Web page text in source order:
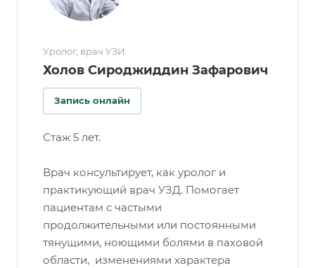
Уролог, врач УЗИ
Холов Сироджиддин Зафарович
Запись онлайн
Стаж 5 лет.
Врач консультирует, как уролог и
практикующий врач УЗД. Помогает
пациентам с частыми
продолжительными или постоянными
тянущими, ноющими болями в паховой
области, изменениями характера